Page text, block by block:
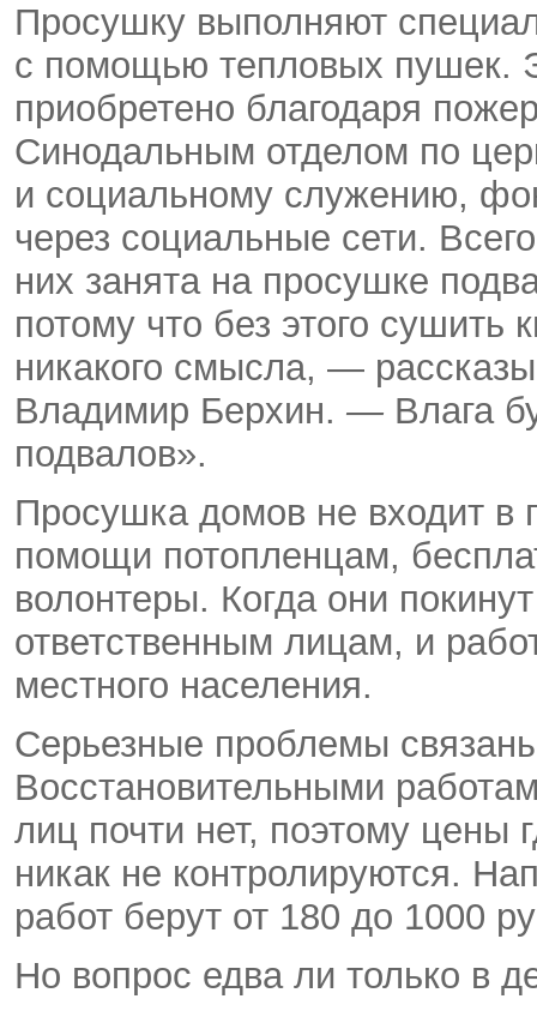
Просушку выполняют
с помощью тепловых пушек.
приобретено благодаря
Синодальным отделом по
и социальному служению,
через социальные сети.
них занята на просушке
потому что без этого сушить
никакого смысла, —
Владимир Берхин. — Влага
подвалов».
Просушка домов не входит в
помощи потопленцам,
волонтеры. Когда они
ответственным лицам, и
местного населения.
Серьезные проблемы
Восстановительными
лиц почти нет, поэтому цены
никак не контролируются.
работ берут от 180 до 1000
Но вопрос едва ли только в